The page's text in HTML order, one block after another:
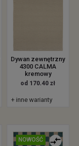
Dywan zewnętrzny
4300 CALMA
kremowy
od 170.40 zł
+ inne warianty
NOWOŚĆ